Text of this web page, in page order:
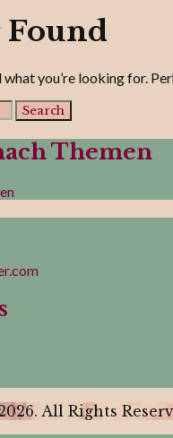
what you’re looking for.
Themen
All Rights